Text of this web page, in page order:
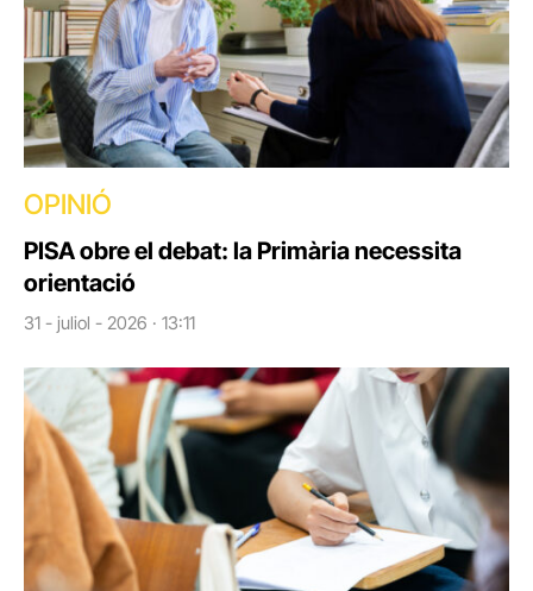
OPINIÓ
PISA obre el debat: la Primària necessita
orientació
31 - juliol - 2026 · 13:11